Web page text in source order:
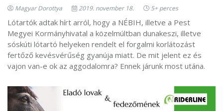
Magyar Dorottya 2019. november 18. 5+ perces
Lótartók adtak hírt arról, hogy a NÉBIH, illetve a Pest
Megyei Kormányhivatal a közelmúltban dunakeszi, illetve
sóskúti lótartó helyeken rendelt el forgalmi korlátozást
fertőző kevésvérűség gyanúja miatt. De mit jelent ez és
vajon van-e ok az aggodalomra? Ennek járunk most utána.